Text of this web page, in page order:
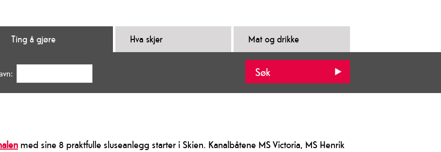
Ting å gjøre Hva skjer Mat og drikke
med sine 8 praktfulle sluseanlegg starter i Skien. Kanalbåtene MS Victoria, MS Henrik